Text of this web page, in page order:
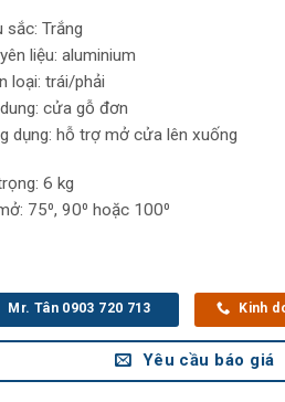
sắc: Trắng
liệu: aluminium
loại: trái/phải
cửa gỗ đơn
dụng: hỗ trợ mở cửa lên xuống
6 kg
75⁰, 90⁰ hoặc 100⁰
Mr. Tân 0903 720 713 Kinh
Yêu cầu báo giá